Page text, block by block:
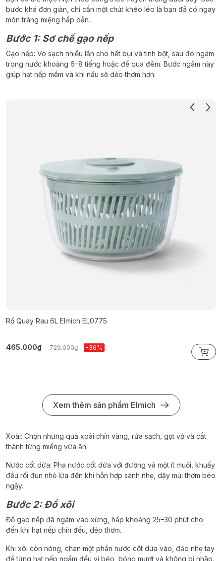
bước khá đơn giản, chỉ cần một chút khéo léo là bạn đã có ngay
món tráng miệng hấp dẫn.
Bước 1: Sơ chế gạo nếp
Gạo nếp: Vo sạch nhiều lần cho hết bụi và tinh bột, sau đó ngâm
trong nước khoảng 6–8 tiếng hoặc để qua đêm. Bước ngâm này
giúp hạt nếp mềm và khi nấu sẽ dẻo thơm hơn.
Rổ Quay Rau 6L Elmich EL0775
465.000₫ 729.000₫ -36%
Xem thêm sản phẩm Elmich
Xoài: Chọn những quả xoài chín vàng, rửa sạch, gọt vỏ và cắt
thành từng miếng vừa ăn.
Nước cốt dừa: Pha nước cốt dừa với đường và một ít muối, khuấy
đều rồi đun nhỏ lửa đến khi hỗn hợp sánh nhẹ, dậy mùi thơm béo
ngậy.
Bước 2: Đồ xôi
Đổ gạo nếp đã ngâm vào xửng, hấp khoảng 25–30 phút cho
đến khi hạt nếp chín đều, dẻo thơm.
Khi xôi còn nóng, chan một phần nước cốt dừa vào, đảo nhẹ tay
để từng hạt nếp ngấm đều vị béo, bóng mượt và không bị nhão.